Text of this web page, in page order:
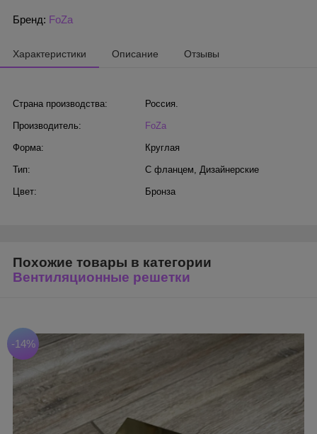
Бренд: FoZa
Характеристики Описание Отзывы
Страна производства: Россия.
Производитель: FoZa
Форма: Круглая
Тип: С фланцем, Дизайнерские
Цвет: Бронза
Похожие товары в категории
Вентиляционные решетки
-14%